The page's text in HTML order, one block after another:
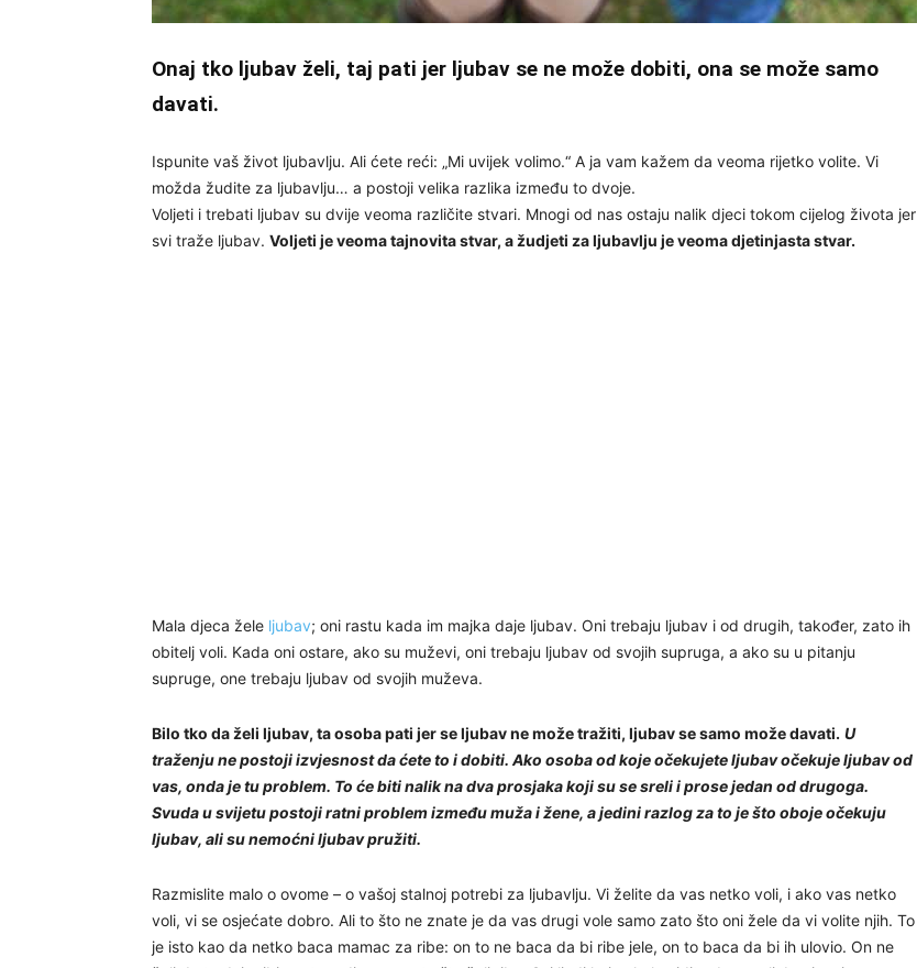
Onaj tko ljubav želi, taj pati jer ljubav se ne može dobiti, ona se može samo
davati.
Ispunite vaš život ljubavlju. Ali ćete reći: „Mi uvijek volimo.“ A ja vam kažem da veoma rijetko volite. Vi
možda žudite za ljubavlju… a postoji velika razlika između to dvoje.
Voljeti i trebati ljubav su dvije veoma različite stvari. Mnogi od nas ostaju nalik djeci tokom cijelog života jer
svi traže ljubav. Voljeti je veoma tajnovita stvar, a žudjeti za ljubavlju je veoma djetinjasta stvar.
Mala djeca žele ljubav; oni rastu kada im majka daje ljubav. Oni trebaju ljubav i od drugih, također, zato ih
obitelj voli. Kada oni ostare, ako su muževi, oni trebaju ljubav od svojih supruga, a ako su u pitanju
supruge, one trebaju ljubav od svojih muževa.
Bilo tko da želi ljubav, ta osoba pati jer se ljubav ne može tražiti, ljubav se samo može davati. U
traženju ne postoji izvjesnost da ćete to i dobiti. Ako osoba od koje očekujete ljubav očekuje ljubav od
vas, onda je tu problem. To će biti nalik na dva prosjaka koji su se sreli i prose jedan od drugoga.
Svuda u svijetu postoji ratni problem između muža i žene, a jedini razlog za to je što oboje očekuju
ljubav, ali su nemoćni ljubav pružiti.
Razmislite malo o ovome – o vašoj stalnoj potrebi za ljubavlju. Vi želite da vas netko voli, i ako vas netko
voli, vi se osjećate dobro. Ali to što ne znate je da vas drugi vole samo zato što oni žele da vi volite njih. To
je isto kao da netko baca mamac za ribe: on to ne baca da bi ribe jele, on to baca da bi ih ulovio. On ne